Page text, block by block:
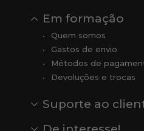
Em formação
Quem somos
Gastos de envio
Métodos de
Devoluções e trocas
Suporte ao
Comentários
Comentários do Google